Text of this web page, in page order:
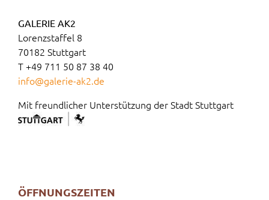
GALERIE AK2
Lorenzstaffel 8
70182 Stuttgart
T +49 711 50 87 38 40
info@galerie-ak2.de
Mit freundlicher Unterstützung der Stadt Stuttgart
ÖFFNUNGSZEITEN